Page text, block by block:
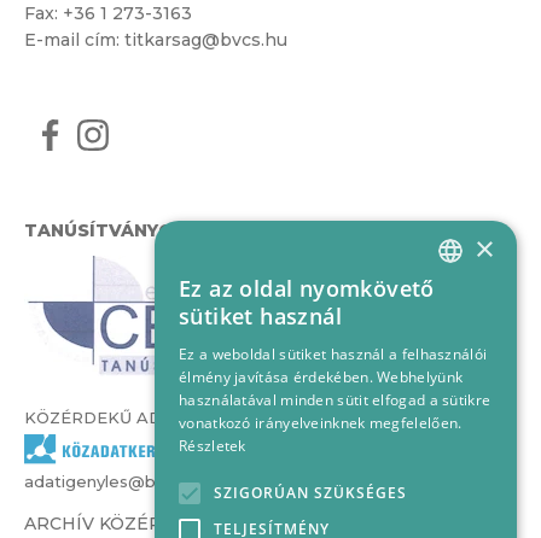
Fax: +36 1 273-3163
E-mail cím: titkarsag@bvcs.hu
TANÚSÍTVÁNYOK
KÖZÉRDEKŰ ADATOK
adatigenyles@bvcs.hu
ARCHÍV KÖZÉRDEKŰ ADATOK –
HUNGARIAN
×
Ez az oldal nyomkövető
sütiket használ
Ez a weboldal sütiket használ a felhasználói
élmény javítása érdekében. Webhelyünk
használatával minden sütit elfogad a sütikre
vonatkozó irányelveinknek megfelelően.
Részletek
SZIGORÚAN SZÜKSÉGES
TELJESÍTMÉNY